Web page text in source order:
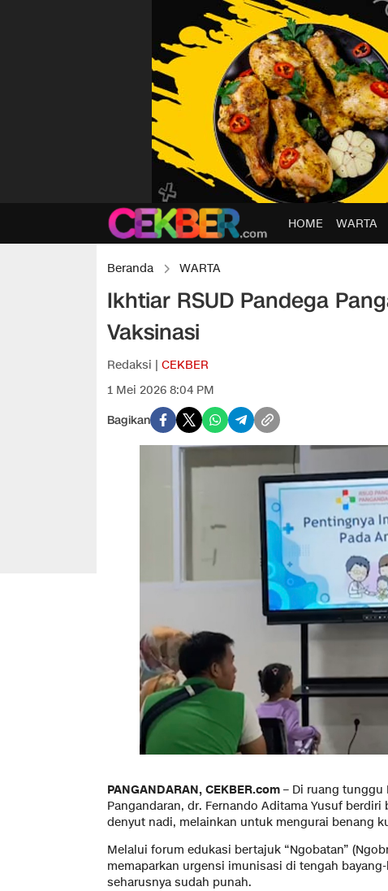
HOME WARTA
Beranda WARTA
Ikhtiar RSUD Pandega
Vaksinasi
Redaksi | CEKBER
1 Mei 2026 8:04 PM
Bagikan
​PANGANDARAN, CEKBER.com – Di ruang tunggu
Pangandaran, dr. Fernando Aditama Yusuf
denyut nadi, melainkan untuk mengurai benang
Melalui forum edukasi bertajuk “Ngobatan”
memaparkan urgensi imunisasi di tengah
seharusnya sudah punah.